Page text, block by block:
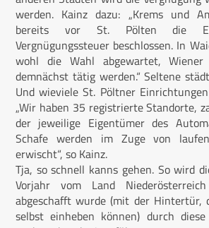
werden. Kainz dazu: „Krems und
bereits vor St. Pölten die
Vergnügungssteuer beschlossen. In
wohl die Wahl abgewartet,
demnächst tätig werden.“ Seltene
Und wieviele St. Pöltner
„Wir haben 35 registrierte Standorte,
der jeweilige Eigentümer des
Schafe werden im Zuge von
erwischt“, so Kainz.
Tja, so schnell kanns gehen. So wird
Vorjahr vom Land
abgeschafft wurde (mit der Hintertür,
selbst einheben können) durch